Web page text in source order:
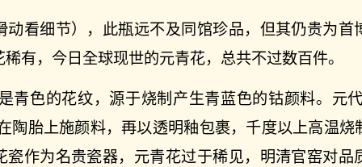
动看细节），此瓶远不及同馆珍品，但其仍贵为首
有，今日全球现世的元青花，总共不过数百件。
青色的花纹，源于烧制产生青蓝色的钴颜料。元
陶胎上施颜料，再以透明釉包裹，千度以上高温烧
瓷作为名贵瓷器，元青花过于稀见，明清官窑对品